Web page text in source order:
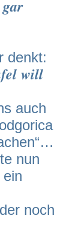
denkt:
𝒘𝒊𝒍𝒍
auch
nun
noch